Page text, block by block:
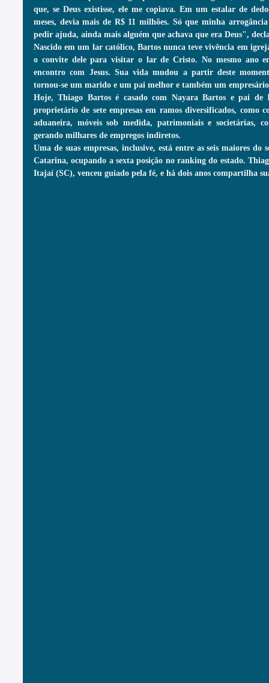
que, se Deus existisse, ele me copiava. Em um estalar de
meses, devia mais de R$ 11 milhões. Só que minha
pedir ajuda, ainda mais alguém que achava que era Deus",
Nascido em um lar católico, Bartos nunca teve vivência em
o convite dele para visitar o lar de Cristo. No mesmo ano
encontro com Jesus. Sua vida mudou a partir deste
tornou-se um marido e um pai melhor e também um
Hoje, Thiago Bartos é casado com Nayara Bartos e pai de
proprietário de sete empresas em ramos diversificados, como
aduaneira, móveis sob medida, patrimoniais e societárias,
gerando milhares de empregos indiretos.
Uma de suas empresas, inclusive, está entre as seis maiores
Catarina, ocupando a sexta posição no ranking do estado.
Itajaí (SC), venceu guiado pela fé, e há dois anos compartilha